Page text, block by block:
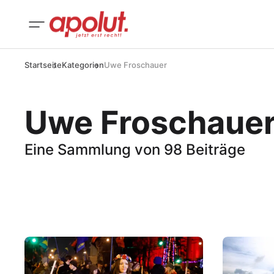
StartseiteKategorienUwe Froschauer
Uwe
Eine Sammlung von 98 Beiträge